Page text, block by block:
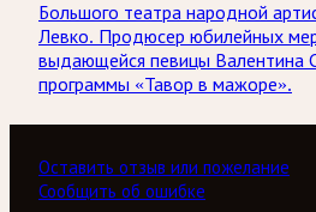
Большого театра народной
Левко. Продюсер юбилейных
выдающейся певицы Валентина
программы «Тавор в мажоре».
Оставить отзыв или пожелание
Сообщить об ошибке